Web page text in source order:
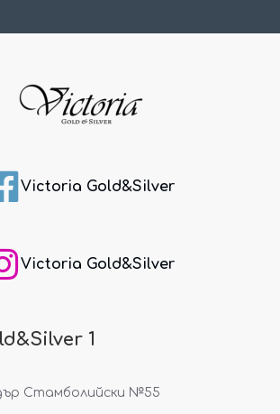
Victoria Gold&Silver
Victoria Gold&Silver
1
Стамболийски №55